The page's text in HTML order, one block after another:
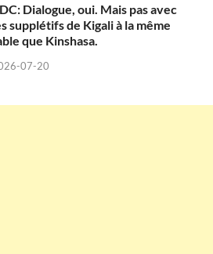
Dialogue, oui. Mais pas avec
supplétifs de Kigali à la même
que Kinshasa.
07-20